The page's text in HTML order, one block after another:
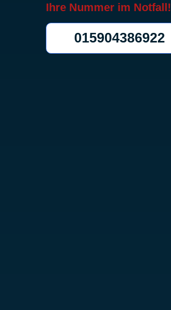
Ihre Nummer im Notfall!
015904386922